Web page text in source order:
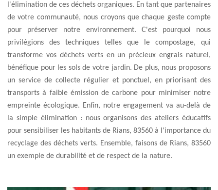
l'élimination de ces déchets organiques. En tant que partenaires
de votre communauté, nous croyons que chaque geste compte
pour préserver notre environnement. C'est pourquoi nous
privilégions des techniques telles que le compostage, qui
transforme vos déchets verts en un précieux engrais naturel,
bénéfique pour les sols de votre jardin. De plus, nous proposons
un service de collecte régulier et ponctuel, en priorisant des
transports à faible émission de carbone pour minimiser notre
empreinte écologique. Enfin, notre engagement va au-delà de
la simple élimination : nous organisons des ateliers éducatifs
pour sensibiliser les habitants de Rians, 83560 à l'importance du
recyclage des déchets verts. Ensemble, faisons de Rians, 83560
un exemple de durabilité et de respect de la nature.